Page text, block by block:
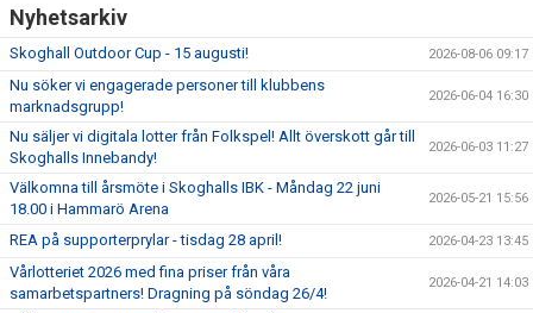
Nyhetsarkiv
Skoghall Outdoor Cup - 15 augusti! 2026-08-06 09:17
Nu söker vi engagerade personer till klubbens
marknadsgrupp!
2026-06-04 16:30
Nu säljer vi digitala lotter från Folkspel! Allt överskott går till
Skoghalls Innebandy!
2026-06-03 11:27
Välkomna till årsmöte i Skoghalls IBK - Måndag 22 juni
18.00 i Hammarö Arena
2026-05-21 15:56
REA på supporterprylar - tisdag 28 april! 2026-04-23 13:45
Vårlotteriet 2026 med fina priser från våra
samarbetspartners! Dragning på söndag 26/4!
2026-04-21 14:03